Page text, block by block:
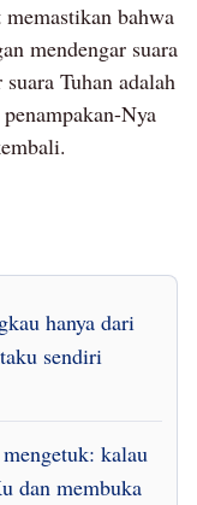
memastikan bahwa
mendengar suara
Tuhan adalah
Nya
hanya dari
sendiri
kalau
dan membuka